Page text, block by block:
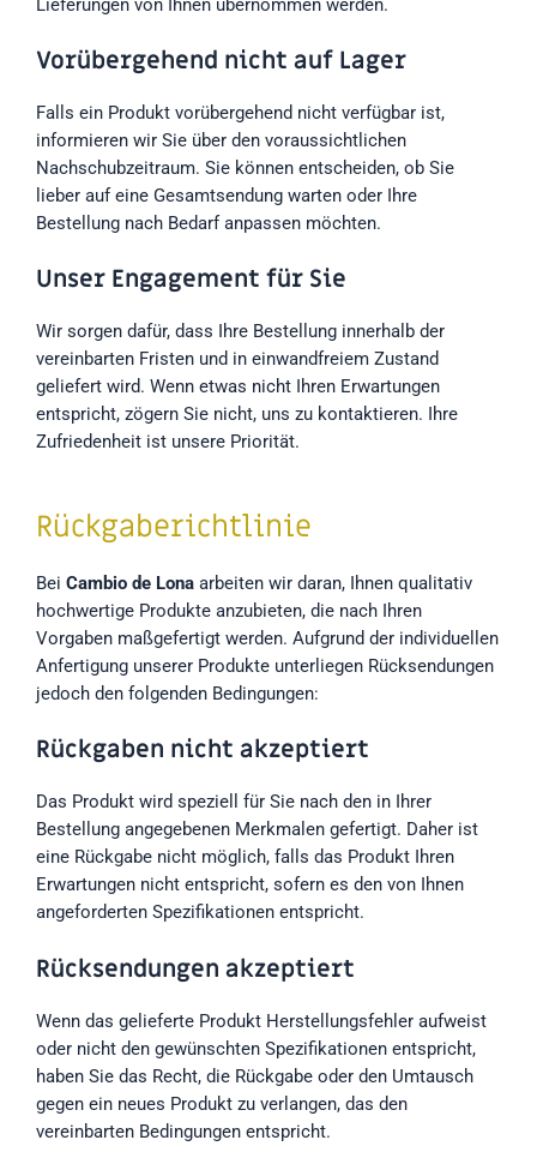
Lieferungen von Ihnen übernommen werden.
Vorübergehend nicht auf Lager
Falls ein Produkt vorübergehend nicht verfügbar ist,
informieren wir Sie über den voraussichtlichen
Nachschubzeitraum. Sie können entscheiden, ob Sie
lieber auf eine Gesamtsendung warten oder Ihre
Bestellung nach Bedarf anpassen möchten.
Unser Engagement für Sie
Wir sorgen dafür, dass Ihre Bestellung innerhalb der
vereinbarten Fristen und in einwandfreiem Zustand
geliefert wird. Wenn etwas nicht Ihren Erwartungen
entspricht, zögern Sie nicht, uns zu kontaktieren. Ihre
Zufriedenheit ist unsere Priorität.
Rückgaberichtlinie
Bei Cambio de Lona arbeiten wir daran, Ihnen qualitativ
hochwertige Produkte anzubieten, die nach Ihren
Vorgaben maßgefertigt werden. Aufgrund der individuellen
Anfertigung unserer Produkte unterliegen Rücksendungen
jedoch den folgenden Bedingungen:
Rückgaben nicht akzeptiert
Das Produkt wird speziell für Sie nach den in Ihrer
Bestellung angegebenen Merkmalen gefertigt. Daher ist
eine Rückgabe nicht möglich, falls das Produkt Ihren
Erwartungen nicht entspricht, sofern es den von Ihnen
angeforderten Spezifikationen entspricht.
Rücksendungen akzeptiert
Wenn das gelieferte Produkt Herstellungsfehler aufweist
oder nicht den gewünschten Spezifikationen entspricht,
haben Sie das Recht, die Rückgabe oder den Umtausch
gegen ein neues Produkt zu verlangen, das den
vereinbarten Bedingungen entspricht.